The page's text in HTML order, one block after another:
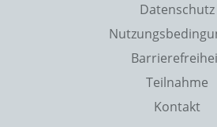
Datenschutz
Teilnahme
Kontakt